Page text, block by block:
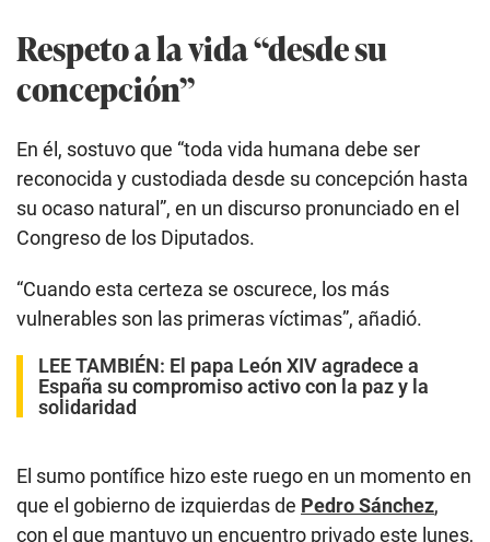
Respeto a la vida “desde su
concepción”
En él, sostuvo que “toda vida humana debe ser
reconocida y custodiada desde su concepción hasta
su ocaso natural”, en un discurso pronunciado en el
Congreso de los Diputados.
“Cuando esta certeza se oscurece, los más
vulnerables son las primeras víctimas”, añadió.
LEE TAMBIÉN: El papa León XIV agradece a
España su compromiso activo con la paz y la
solidaridad
El sumo pontífice hizo este ruego en un momento en
que el gobierno de izquierdas de Pedro Sánchez,
con el que mantuvo un encuentro privado este lunes,